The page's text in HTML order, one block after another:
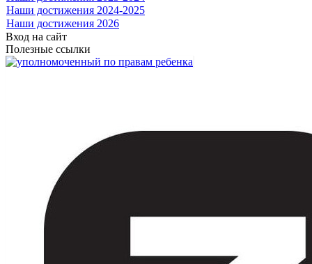
Наши достижения 2024-2025
Наши достижения 2026
Вход на сайт
Полезные ссылки